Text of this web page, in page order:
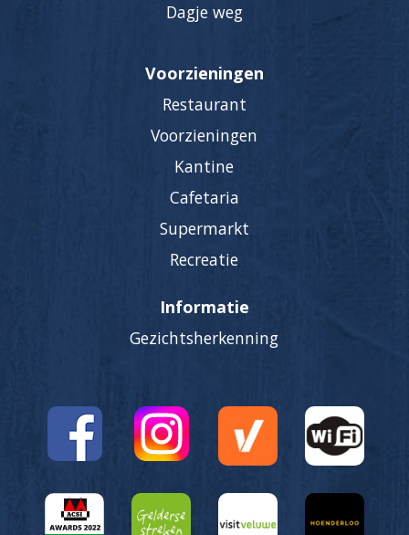
Dagje weg
Voorzieningen
Restaurant
Voorzieningen
Kantine
Cafetaria
Supermarkt
Recreatie
Informatie
Gezichtsherkenning